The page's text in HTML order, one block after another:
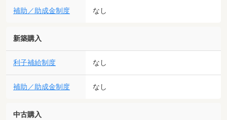
補助／助成金制度 なし
新築購入
利子補給制度 なし
補助／助成金制度 なし
中古購入